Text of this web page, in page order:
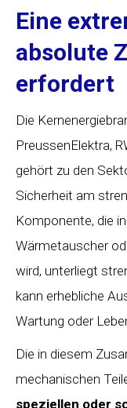
Eine
absolute
erfordert
Die
PreussenElektra,
gehört zu den
Sicherheit am
Komponente, die
Wärmetauscher
wird, unterliegt
kann erhebliche
Wartung oder
Die in diesem
mechanischen
speziellen oder